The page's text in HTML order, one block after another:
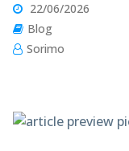
22/06/2026
Blog
Sorimo